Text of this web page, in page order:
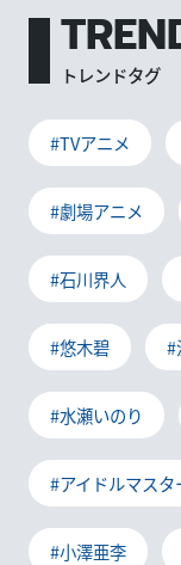
トレンドタグ
#TVアニメ
#劇場アニメ
#石川界人
#悠木碧 #
#水瀬いのり
#アイドルマスタ
#小澤亜李